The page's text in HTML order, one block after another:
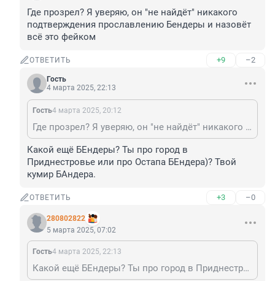
Где прозрел? Я уверяю, он "не найдёт" никакого
подтверждения прославлению Бендеры и назовёт
всё это фейком
ОТВЕТИТЬ +9 –2
Гость
4 марта 2025, 22:13
Гость4 марта 2025, 20:12
Где прозрел? Я уверяю, он "не найдёт" никакого подтверждения прославлению Бендеры и назовёт всё это фейком
Какой ещё БЕндеры? Ты про город в
Приднестровье или про Остапа БЕндера)? Твой
кумир БАндера.
ОТВЕТИТЬ +3 –0
280802822
5 марта 2025, 07:02
Гость4 марта 2025, 22:13
Какой ещё БЕндеры? Ты про город в Приднестровье или про Остапа БЕндера)? Твой кумир БАндера.